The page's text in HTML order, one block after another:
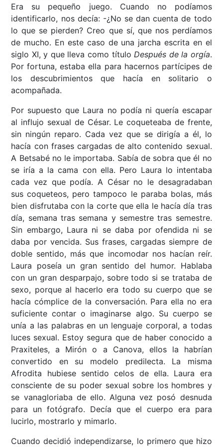
Era su pequeño juego. Cuando no podíamos
identificarlo, nos decía: -¿No se dan cuenta de todo
lo que se pierden? Creo que sí, que nos perdíamos
de mucho. En este caso de una jarcha escrita en el
siglo XI, y que lleva como título Después de la orgía.
Por fortuna, estaba ella para hacernos partícipes de
los descubrimientos que hacía en solitario o
acompañada.
Por supuesto que Laura no podía ni quería escapar
al influjo sexual de César. Le coqueteaba de frente,
sin ningún reparo. Cada vez que se dirigía a él, lo
hacía con frases cargadas de alto contenido sexual.
A Betsabé no le importaba. Sabía de sobra que él no
se iría a la cama con ella. Pero Laura lo intentaba
cada vez que podía. A César no le desagradaban
sus coqueteos, pero tampoco le paraba bolas, más
bien disfrutaba con la corte que ella le hacía día tras
día, semana tras semana y semestre tras semestre.
Sin embargo, Laura ni se daba por ofendida ni se
daba por vencida. Sus frases, cargadas siempre de
doble sentido, más que incomodar nos hacían reír.
Laura poseía un gran sentido del humor. Hablaba
con un gran desparpajo, sobre todo si se trataba de
sexo, porque al hacerlo era todo su cuerpo que se
hacía cómplice de la conversación. Para ella no era
suficiente contar o imaginarse algo. Su cuerpo se
unía a las palabras en un lenguaje corporal, a todas
luces sexual. Estoy segura que de haber conocido a
Praxiteles, a Mirón o a Canova, ellos la habrían
convertido en su modelo predilecta. La misma
Afrodita hubiese sentido celos de ella. Laura era
consciente de su poder sexual sobre los hombres y
se vanagloriaba de ello. Alguna vez posó desnuda
para un fotógrafo. Decía que el cuerpo era para
lucirlo, mostrarlo y mimarlo.
Cuando decidió independizarse, lo primero que hizo